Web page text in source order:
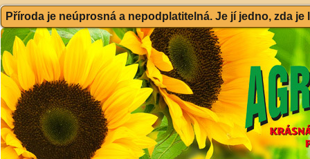
Příroda je neúprosná a nepodplatitelná. Je jí jedno, zda